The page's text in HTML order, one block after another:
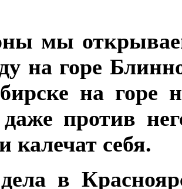
мы
на горе
на горе
даже против
калечат себя.
в